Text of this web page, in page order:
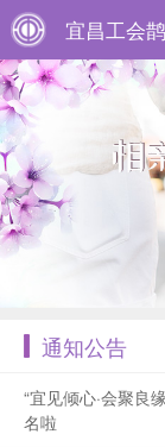
宜昌工会
通知公告
“宜见倾心·会聚
名啦